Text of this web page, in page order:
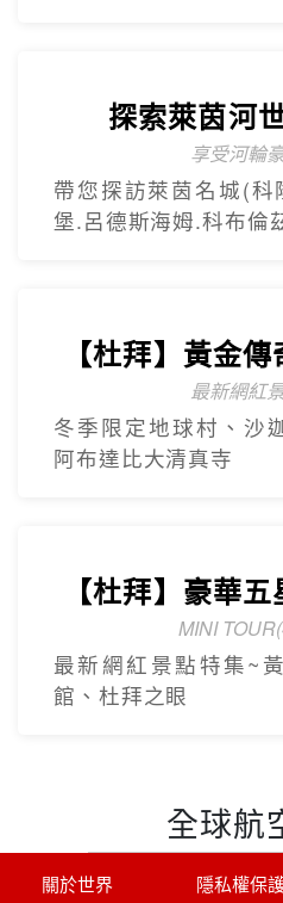
探索萊茵河
享受河輪
帶您探訪萊茵名城(
堡.呂德斯海姆.科布倫
【杜拜】黃金
最新網紅
冬季限定地球村、沙
阿布達比大清真寺
【杜拜】豪華
MINI
最新網紅景點特集~
館、杜拜之眼
全球航
關於世界 隱私權保